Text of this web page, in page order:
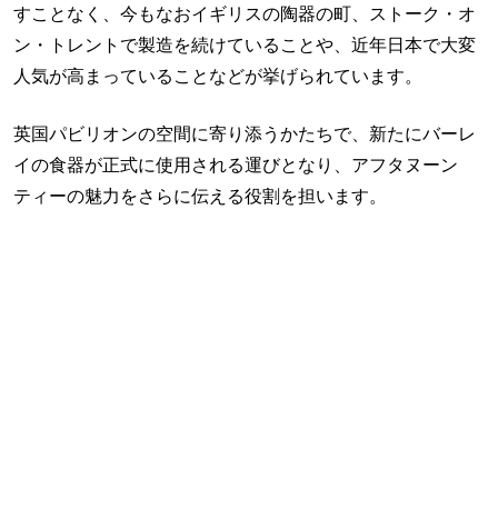
すことなく、今もなおイギリスの陶器の町、ストーク・オ
ン・トレントで製造を続けていることや、近年日本で大変
人気が高まっていることなどが挙げられています。
英国パビリオンの空間に寄り添うかたちで、新たにバーレ
イの食器が正式に使用される運びとなり、アフタヌーン
ティーの魅力をさらに伝える役割を担います。